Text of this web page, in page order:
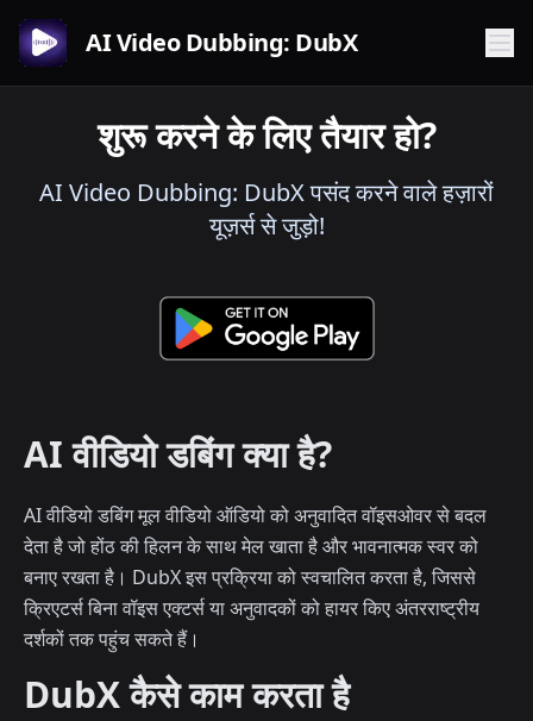
AI Video Dubbing: DubX
शुरू करने के लिए तैयार हो?
AI Video Dubbing: DubX पसंद करने वाले हज़ारों
यूज़र्स से जुड़ो!
AI वीडियो डबिंग क्या है?
AI वीडियो डबिंग मूल वीडियो ऑडियो को अनुवादित वॉइसओवर से बदल
देता है जो होंठ की हिलन के साथ मेल खाता है और भावनात्मक स्वर को
बनाए रखता है। DubX इस प्रक्रिया को स्वचालित करता है, जिससे
क्रिएटर्स बिना वॉइस एक्टर्स या अनुवादकों को हायर किए अंतरराष्ट्रीय
दर्शकों तक पहुंच सकते हैं।
DubX कैसे काम करता है